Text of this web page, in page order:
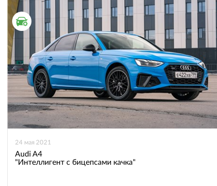
ТЕСТ ДРАЙВ
24 мая 2021
Audi A4
"Интеллигент с бицепсами качка"